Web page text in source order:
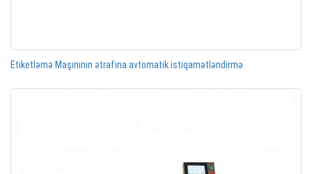
Etiketləmə Maşınının ətrafına avtomatik istiqamətləndirmə